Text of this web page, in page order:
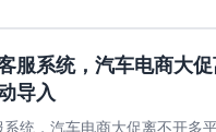
服系统，汽车电商大
导入
统，汽车电商大促离不开多